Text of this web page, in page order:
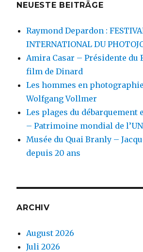
NEUESTE BEITRÄGE
Raymond Depardon :
INTERNATIONAL DU
Amira Casar – Présidente du
film de Dinard
Les hommes en
Wolfgang Vollmer
Les plages du débarquement
– Patrimoine mondial de
Musée du Quai Branly –
depuis 20 ans
ARCHIV
August 2026
Juli 2026